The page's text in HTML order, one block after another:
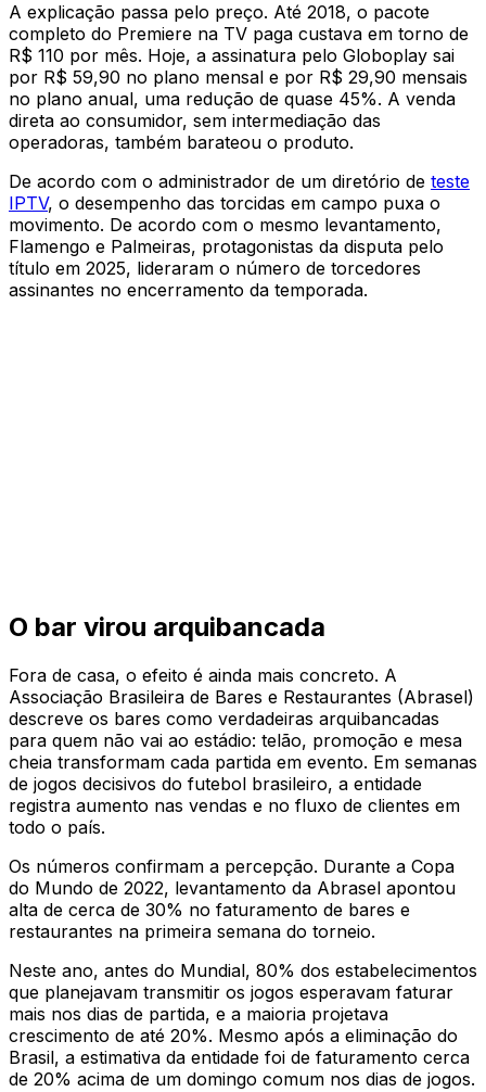
A explicação passa pelo preço. Até 2018, o pacote
completo do Premiere na TV paga custava em torno de
R$ 110 por mês. Hoje, a assinatura pelo Globoplay sai
por R$ 59,90 no plano mensal e por R$ 29,90 mensais
no plano anual, uma redução de quase 45%. A venda
direta ao consumidor, sem intermediação das
operadoras, também barateou o produto.
De acordo com o administrador de um diretório de teste
IPTV, o desempenho das torcidas em campo puxa o
movimento. De acordo com o mesmo levantamento,
Flamengo e Palmeiras, protagonistas da disputa pelo
título em 2025, lideraram o número de torcedores
assinantes no encerramento da temporada.
O bar virou arquibancada
Fora de casa, o efeito é ainda mais concreto. A
Associação Brasileira de Bares e Restaurantes (Abrasel)
descreve os bares como verdadeiras arquibancadas
para quem não vai ao estádio: telão, promoção e mesa
cheia transformam cada partida em evento. Em semanas
de jogos decisivos do futebol brasileiro, a entidade
registra aumento nas vendas e no fluxo de clientes em
todo o país.
Os números confirmam a percepção. Durante a Copa
do Mundo de 2022, levantamento da Abrasel apontou
alta de cerca de 30% no faturamento de bares e
restaurantes na primeira semana do torneio.
Neste ano, antes do Mundial, 80% dos estabelecimentos
que planejavam transmitir os jogos esperavam faturar
mais nos dias de partida, e a maioria projetava
crescimento de até 20%. Mesmo após a eliminação do
Brasil, a estimativa da entidade foi de faturamento cerca
de 20% acima de um domingo comum nos dias de jogos.